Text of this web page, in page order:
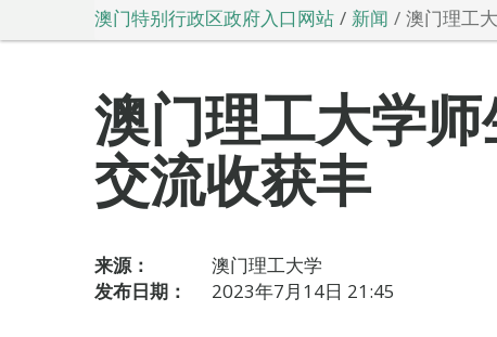
澳门特别行政区政府入口网站 新闻 澳门理工
澳门理工大学
交流收获丰
来源：
澳门理工大学
发布日期：
2023年7月14日 21:45